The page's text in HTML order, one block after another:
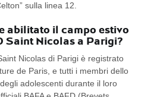
sulla linea 12.
abilitato il campo estivo
Saint Nicolas a Parigi?
Nicolas di Parigi è registrato
de Paris, e tutti i membri dello
adolescenti durante il loro